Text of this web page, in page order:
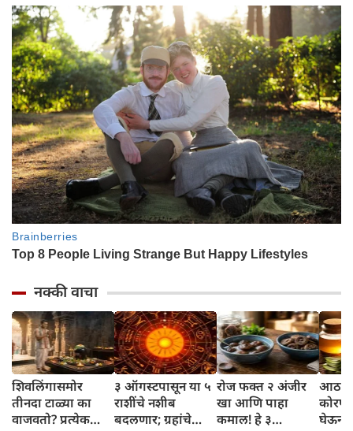
नक्की वाचा
शिवलिंगासमोर
तीनदा टाळ्या का
वाजवतो? प्रत्येक
३ ऑगस्टपासून या ५
राशींचे नशीब
बदलणार; ग्रहांचे
रोज फक्त २ अंजीर
खा आणि पाहा
कमाल! हे ३
घेऊन